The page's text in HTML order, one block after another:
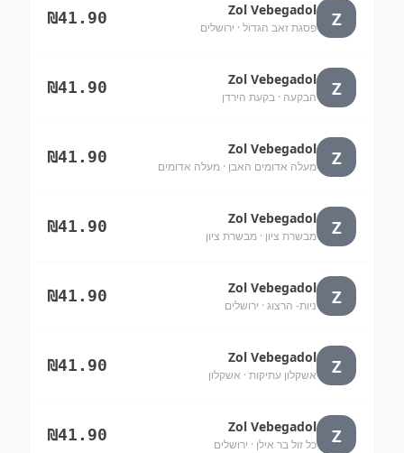
Z
Zol Vebegadol
פסגת זאב הגדול · ירושלים
₪41.90
Z
Zol Vebegadol
הבקעה · בקעת הירדן
₪41.90
Z
Zol Vebegadol
מעלה אדומים האבן · מעלה אדומים
₪41.90
Z
Zol Vebegadol
מבשרת ציון · מבשרת ציון
₪41.90
Z
Zol Vebegadol
ניות- הרצוג · ירושלים
₪41.90
Z
Zol Vebegadol
אשקלון עתיקות · אשקלון
₪41.90
Z
Zol Vebegadol
כל זול בר אילן · ירושלים
₪41.90